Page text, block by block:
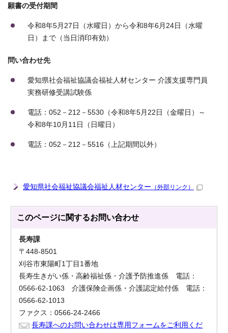
願書の受付期間
令和8年5月27日（水曜日）から令和8年6月24日（水曜
日）まで（当日消印有効）
問い合わせ先
愛知県社会福祉協議会福祉人材センター 介護支援専門員
実務研修受講試験係
電話：052－212－5530（令和8年5月22日（金曜日）～
令和8年10月11日（日曜日）
電話：052－212－5516（上記期間以外）
愛知県社会福祉協議会福祉人材センター （外部リンク）
このページに関するお問い合わせ
長寿課
〒448-8501
刈谷市東陽町1丁目1番地
長寿生きがい係・高齢福祉係・介護予防推進係 電話：
0566-62-1063 介護保険企画係・介護認定給付係 電話：
0566-62-1013
ファクス：0566-24-2466
長寿課へのお問い合わせは専用フォームをご利用くだ